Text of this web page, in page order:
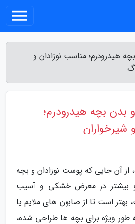
هیدرودرم؛ مناسب نوزادان و
بدن بچه هیدرودرم؛
شیرخواران
از آن جایی که پوست نوزادان و بچه
بیشتر در معرض خشکی و آسیب
است تا از صابون های ملایم یا
ویژه برای بچه ها طراحی شده،